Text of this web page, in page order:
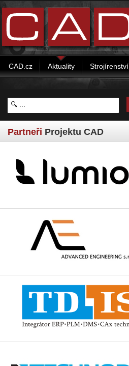
CAD.cz Aktuality Strojírenství
Partneři Projektu CAD